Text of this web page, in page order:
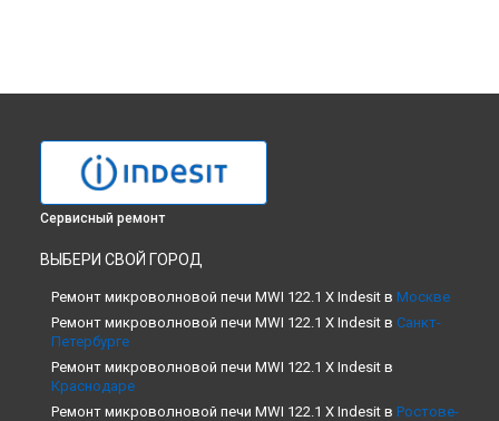
Сервисный ремонт
ВЫБЕРИ СВОЙ ГОРОД
Ремонт микроволновой печи MWI 122.1 X Indesit в Москве
Ремонт микроволновой печи MWI 122.1 X Indesit в Санкт-
Петербурге
Ремонт микроволновой печи MWI 122.1 X Indesit в
Краснодаре
Ремонт микроволновой печи MWI 122.1 X Indesit в Ростове-